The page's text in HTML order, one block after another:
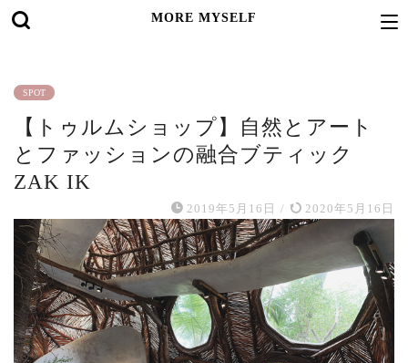
MORE MYSELF
SPOT
【トゥルムショップ】自然とアート
とファッションの融合ブティック
ZAK IK
2019年5月16日 / 2020年5月16日